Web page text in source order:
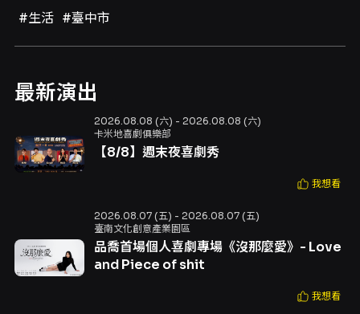
#生活 #臺中市
最新演出
2026.08.08 (六) - 2026.08.08 (六)
卡米地喜劇俱樂部
【8/8】週末夜喜劇秀
我想看
2026.08.07 (五) - 2026.08.07 (五)
臺南文化創意產業園區
品喬首場個人喜劇專場《沒那麼愛》- Love
and Piece of shit
我想看